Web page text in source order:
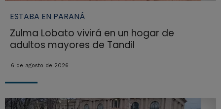
ESTABA EN PARANÁ
Zulma Lobato vivirá en un hogar de
adultos mayores de Tandil
6 de agosto de 2026